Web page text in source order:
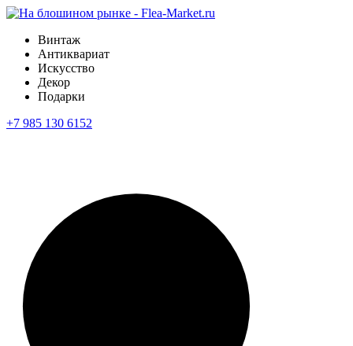
Винтаж
Антиквариат
Искусство
Декор
Подарки
+7 985 130 6152